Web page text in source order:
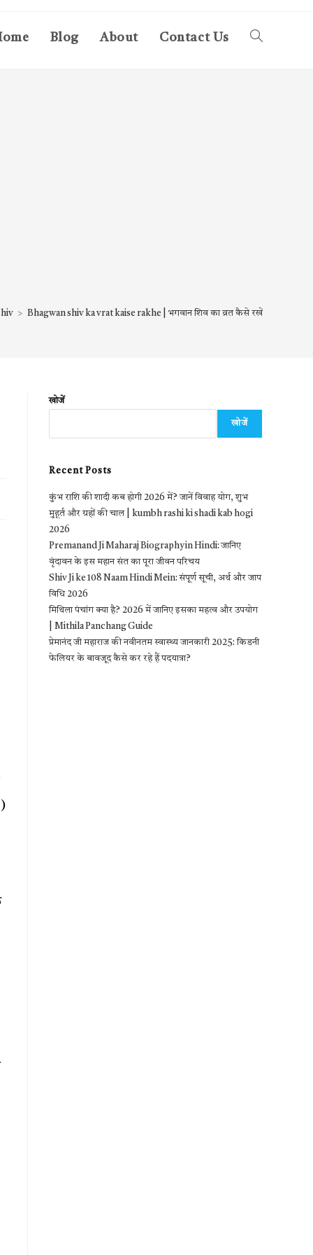
Blog About Contact Us Toggle
> Bhagwan shiv ka vrat kaise rakhe | भगवान शिव का व्रत कैसे रखें
खोजें
खोजें
Recent Posts
कुंभ राशि की शादी कब होगी 2026 में? जानें विवाह योग, शुभ
मुहूर्त और ग्रहों की चाल | kumbh rashi ki shadi kab hogi
2026
Premanand Ji Maharaj Biography in Hindi: जानिए
वृंदावन के इस महान संत का पूरा जीवन परिचय
Shiv Ji ke 108 Naam Hindi Mein: संपूर्ण सूची, अर्थ और जाप
विधि 2026
मिथिला पंचांग क्या है? 2026 में जानिए इसका महत्व और उपयोग
| Mithila Panchang Guide
प्रेमानंद जी महाराज की नवीनतम स्वास्थ्य जानकारी 2025: किडनी
फेलियर के बावजूद कैसे कर रहे हैं पदयात्रा?